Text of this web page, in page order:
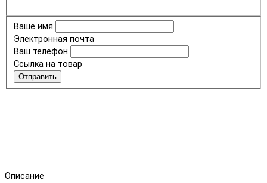
Ваше имя
Электронная почта
Ваш телефон
Ссылка на товар
Отправить
Описание